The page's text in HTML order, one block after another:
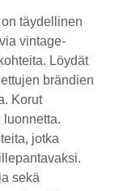
täydellinen
vintage-
Löydät
brändien
Korut
luonnetta.
jotka
sekä